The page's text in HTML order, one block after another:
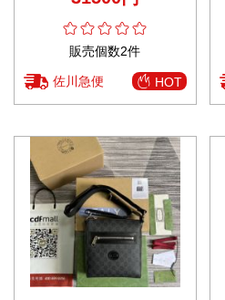
販売個数2件
佐川急便 HOT